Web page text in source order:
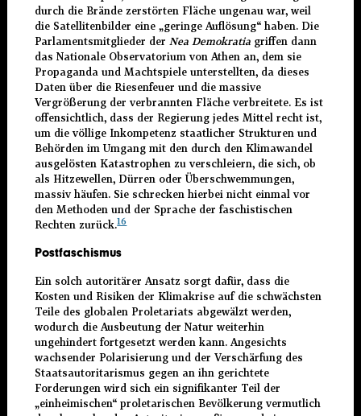
durch die Brände zerstörten Fläche ungenau war, weil
die Satellitenbilder eine „geringe Auflösung“ haben. Die
Parlamentsmitglieder der Nea Demokratia griffen dann
das Nationale Observatorium von Athen an, dem sie
Propaganda und Machtspiele unterstellten, da dieses
Daten über die Riesenfeuer und die massive
Vergrößerung der verbrannten Fläche verbreitete. Es ist
offensichtlich, dass der Regierung jedes Mittel recht ist,
um die völlige Inkompetenz staatlicher Strukturen und
Behörden im Umgang mit den durch den Klimawandel
ausgelösten Katastrophen zu verschleiern, die sich, ob
als Hitzewellen, Dürren oder Überschwemmungen,
massiv häufen. Sie schrecken hierbei nicht einmal vor
den Methoden und der Sprache der faschistischen
Rechten zurück.16
Postfaschismus
Ein solch autoritärer Ansatz sorgt dafür, dass die
Kosten und Risiken der Klimakrise auf die schwächsten
Teile des globalen Proletariats abgewälzt werden,
wodurch die Ausbeutung der Natur weiterhin
ungehindert fortgesetzt werden kann. Angesichts
wachsender Polarisierung und der Verschärfung des
Staatsautoritarismus gegen an ihn gerichtete
Forderungen wird sich ein signifikanter Teil der
„einheimischen“ proletarischen Bevölkerung vermutlich